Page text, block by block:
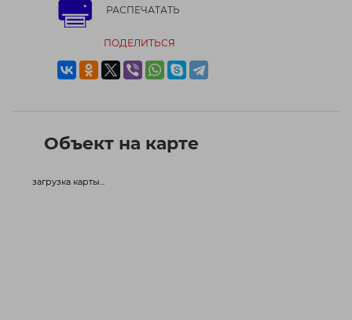
РАСПЕЧАТАТЬ
ПОДЕЛИТЬСЯ
Объект на карте
загрузка карты...